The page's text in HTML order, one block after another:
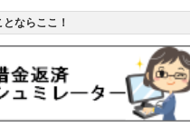
ならここ！